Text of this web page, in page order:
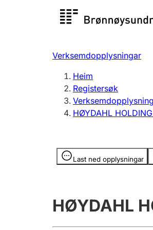
Registersøk
Registrere, endre, slette
Verksemdopplysningar
Heim
Registersøk
HØYDAHL
Last ned opplysningar
Opplysninger er skjult
HØYDAHL